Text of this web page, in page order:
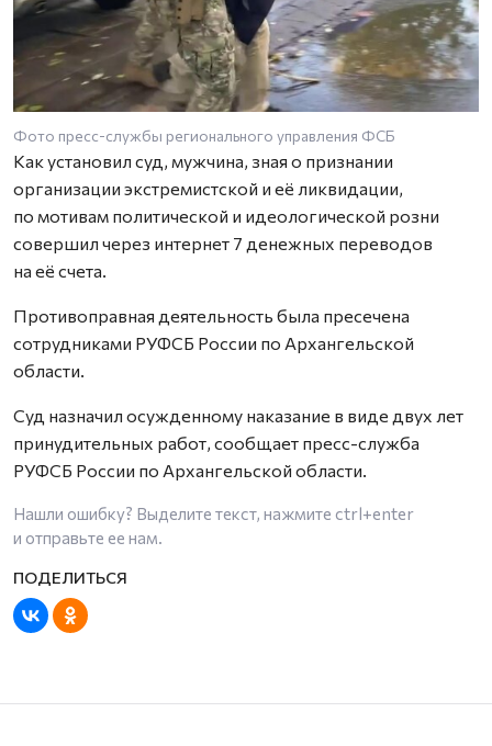
Фото пресс-службы регионального управления ФСБ
Как установил суд, мужчина, зная о признании
организации экстремистской и её ликвидации,
по мотивам политической и идеологической розни
совершил через интернет 7 денежных переводов
на её счета.
Противоправная деятельность была пресечена
сотрудниками РУФСБ России по Архангельской
области.
Суд назначил осужденному наказание в виде двух лет
принудительных работ, сообщает пресс-служба
РУФСБ России по Архангельской области.
Нашли ошибку? Выделите текст, нажмите ctrl+enter
и отправьте ее нам.